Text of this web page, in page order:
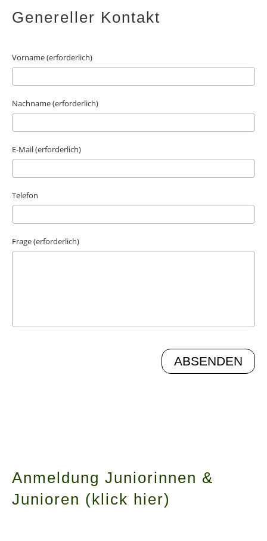
Genereller Kontakt
Vorname (erforderlich)
Nachname (erforderlich)
E-Mail (erforderlich)
Telefon
Frage (erforderlich)
Anmeldung Juniorinnen &
Junioren (klick hier)